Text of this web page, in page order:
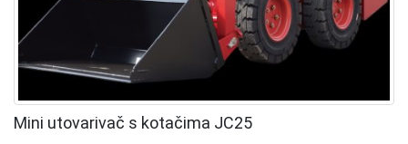
Mini utovarivač s kotačima JC25